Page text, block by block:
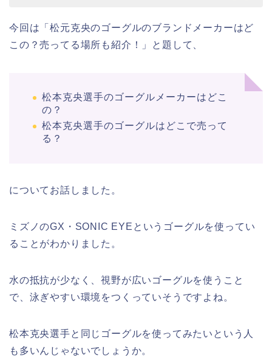
今回は「松元克央のゴーグルのブランドメーカーはど
この？売ってる場所も紹介！」と題して、
松本克央選手のゴーグルメーカーはどこ
の？
松本克央選手のゴーグルはどこで売って
る？
についてお話しました。
ミズノのGX・SONIC EYEというゴーグルを使ってい
ることがわかりました。
水の抵抗が少なく、視野が広いゴーグルを使うこと
で、泳ぎやすい環境をつくっていそうですよね。
松本克央選手と同じゴーグルを使ってみたいという人
も多いんじゃないでしょうか。